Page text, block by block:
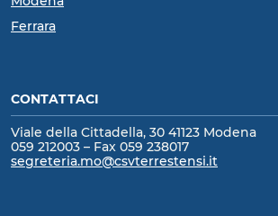
Ferrara
CONTATTACI
Viale della Cittadella, 30 41123 Modena
059 212003 – Fax 059 238017
segreteria.mo@csvterrestensi.it